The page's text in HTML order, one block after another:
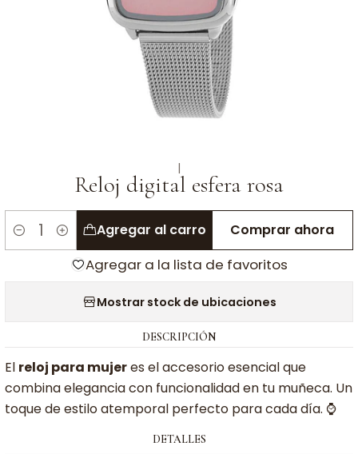
|
Reloj digital esfera rosa
Cantidad
Agregar al carro Comprar ahora
Agregar a la lista de favoritos
Mostrar stock de ubicaciones
DESCRIPCIÓN
El reloj para mujeres el accesorio esencial que
combina elegancia con funcionalidad en tu muñeca. Un
toque de estilo atemporal perfecto para cada día. ⌚
DETALLES